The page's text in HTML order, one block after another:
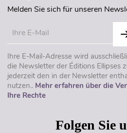
Melden Sie sich für unseren
Ihre E-Mail-Adresse wird
die Newsletter der Éditions Ellipses
jederzeit den in der Newsletter
nutzen.. Mehr erfahren über die
Ihre Rechte
Folgen Sie